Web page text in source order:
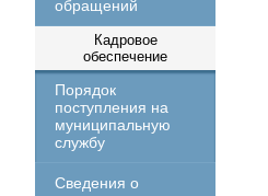
обращений
Кадровое
обеспечение
Порядок
поступления на
муниципальную
службу
Сведения о